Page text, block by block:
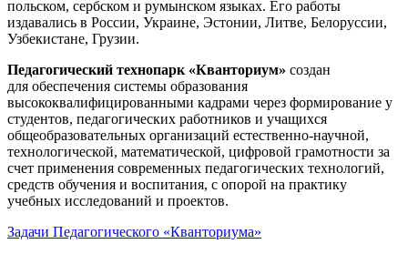
польском, сербском и румынском языках. Его работы
издавались в России, Украине, Эстонии, Литве, Белоруссии,
Узбекистане, Грузии.
Педагогический технопарк «Кванториум» создан
для обеспечения системы образования
высококвалифицированными кадрами через формирование у
студентов, педагогических работников и учащихся
общеобразовательных организаций естественно-научной,
технологической, математической, цифровой грамотности за
счет применения современных педагогических технологий,
средств обучения и воспитания, с опорой на практику
учебных исследований и проектов.
Задачи Педагогического «Кванториума»